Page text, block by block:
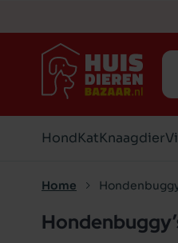
Hond
Hondenvoer
Kat
Kattenvoer
Knaagdier
Hokken en
Aquarium
Standaards
Home